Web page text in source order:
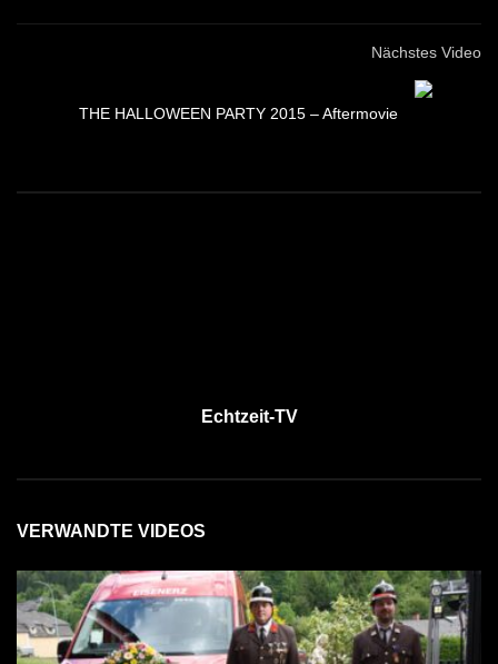
Nächstes Video
THE HALLOWEEN PARTY 2015 – Aftermovie
Echtzeit-TV
VERWANDTE VIDEOS